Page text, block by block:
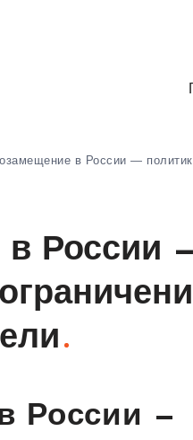
в России —
России —
России —